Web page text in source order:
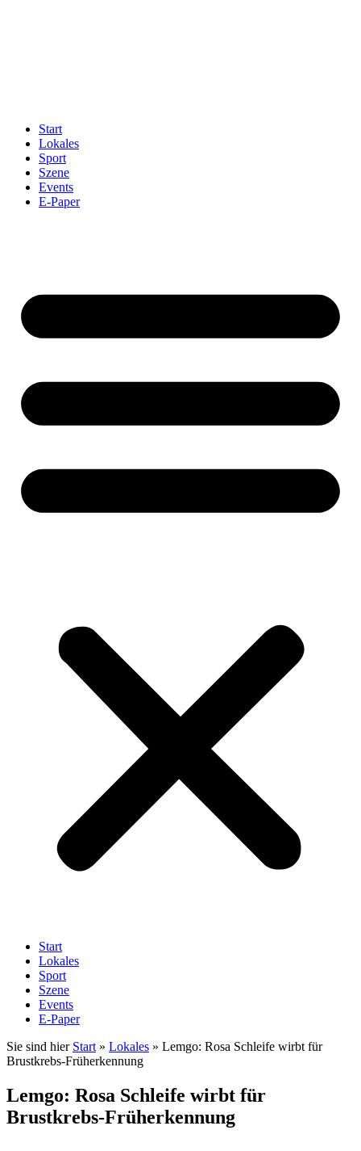
Start
Lokales
Sport
Szene
Events
E-Paper
Start
Lokales
Sport
Szene
Events
E-Paper
Sie sind hier Start » Lokales » Lemgo: Rosa Schleife wirbt für
Brustkrebs-Früherkennung
Lemgo: Rosa Schleife wirbt für
Brustkrebs-Früherkennung